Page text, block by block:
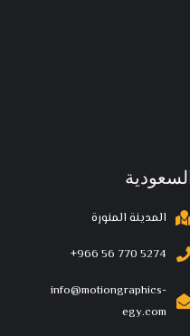
السعودية
المدينة المنورة
‪+966 56 770 5274
info@motiongraphics-
egy.com